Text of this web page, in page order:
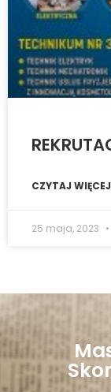
CZYTAJ
25 maja, 2023